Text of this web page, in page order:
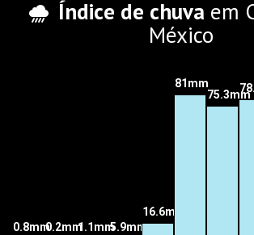
Índice de chuva em
México
0.8mm0.2mm1.1mm5.9mm
16.6mm
81mm
75.3mm